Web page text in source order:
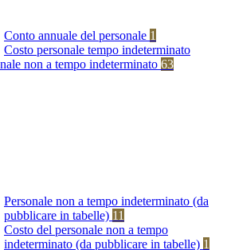
Conto annuale del personale 1
Costo personale tempo indeterminato
non a tempo indeterminato 63
Personale non a tempo indeterminato (da
pubblicare in tabelle) 11
Costo del personale non a tempo
indeterminato (da pubblicare in tabelle) 1